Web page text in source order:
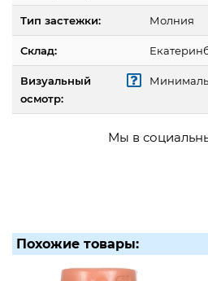
Тип застежки: Молния
Склад:
Визуальный
осмотр:
Мы в
Похожие товары: